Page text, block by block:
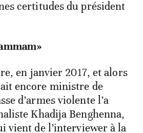
certitudes du président
en janvier 2017, et alors
encore ministre de
d’armes violente l’a
Khadija Benghenna,
vient de l’interviewer à la